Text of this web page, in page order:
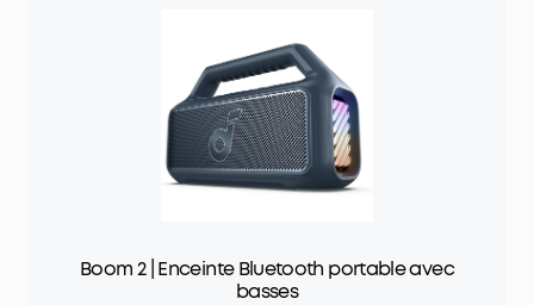
Boom 2 | Enceinte Bluetooth portable avec
basses